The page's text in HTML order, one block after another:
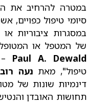
במטרה להרחיב את
סיומי טיפול כפויים,
במסגרות ציבוריות
של המטפל או
Paul A. Dewald
טיפול", מאת נעה
דינמיות שונות של
תחושות האובדן